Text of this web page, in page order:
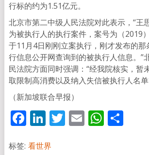
行标的约为1.51亿元。
北京市第二中级人民法院对此表示，“王
为被执行人的执行案件，案号为（2019
于11月4日刚刚立案执行，刚才发布的
行信息公开网查询到的被执行人信息。”
民法院方面同时强调：“经我院核实，暂
取限制高消费以及纳入失信被执行人名
（新加坡联合早报）
Facebook
LinkedIn
Twitter
Email分
标签: 看世界